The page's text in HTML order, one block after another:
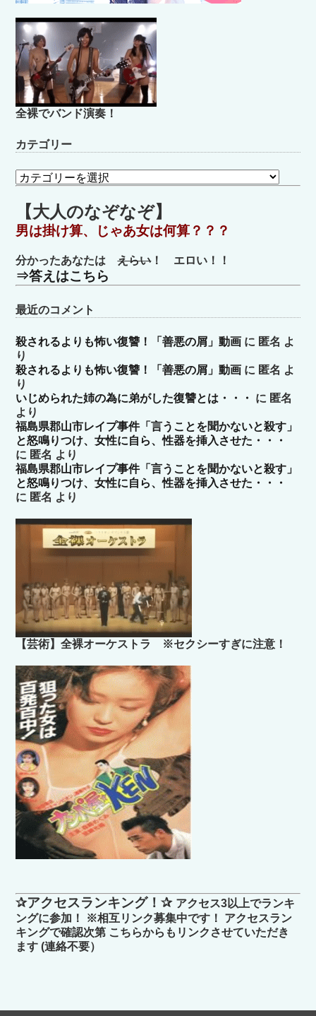
全裸でバンド演奏！
カテゴリー
カ
テ
ゴ
リ
ー
【大人のなぞなぞ】
男は掛け算、じゃあ女は何算？？？
分かったあなたはえらい！ エロい！！
⇒答えはこちら
最近のコメント
殺されるよりも怖い復讐！「善悪の屑」動画 に 匿名 よ
り
殺されるよりも怖い復讐！「善悪の屑」動画 に 匿名 よ
り
いじめられた姉の為に弟がした復讐とは・・・
に 匿名
より
福島県郡山市レイプ事件「言うことを聞かないと殺す」
と怒鳴りつけ、女性に自ら、性器を挿入させた・・・
に 匿名 より
福島県郡山市レイプ事件「言うことを聞かないと殺す」
と怒鳴りつけ、女性に自ら、性器を挿入させた・・・
に 匿名 より
【芸術】全裸オーケストラ ※セクシーすぎに注意！
✰アクセスランキング！✰ アクセス3以上でランキ
ングに参加！ ※相互リンク募集中です！ アクセスラン
キングで確認次第 こちらからもリンクさせていただき
ます (連絡不要）